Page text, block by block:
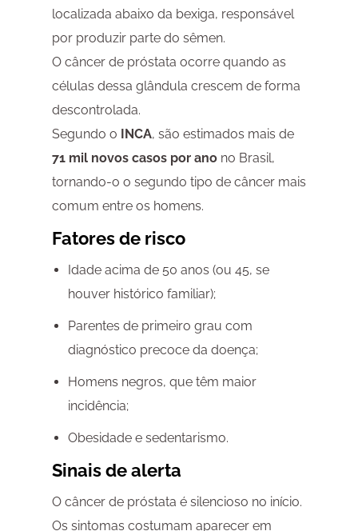
localizada abaixo da bexiga, responsável
por produzir parte do sêmen.
O câncer de próstata ocorre quando as
células dessa glândula crescem de forma
descontrolada.
Segundo o INCA, são estimados mais de
71 mil novos casos por anono Brasil,
tornando-o o segundo tipo de câncer mais
comum entre os homens.
Fatores de risco
Idade acima de 50 anos (ou 45, se
houver histórico familiar);
Parentes de primeiro grau com
diagnóstico precoce da doença;
Homens negros, que têm maior
incidência;
Obesidade e sedentarismo.
Sinais de alerta
O câncer de próstata é silencioso no início.
Os sintomas costumam aparecer em